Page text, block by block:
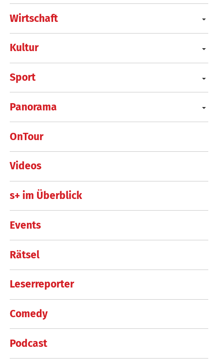
Wirtschaft
Kultur
Sport
Panorama
OnTour
Videos
s+ im Überblick
Events
Rätsel
Leserreporter
Comedy
Podcast